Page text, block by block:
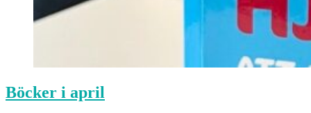
Böcker i april